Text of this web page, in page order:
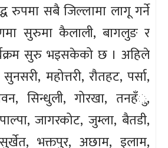
रुपमा सबै जिल्लामा लागू गर्ने
सुरुमा कैलाली, बागलुङ र
सुरु भइसकेको छ । अहिले
महोत्तरी, रौतहट, पर्सा,
सिन्धुली, गोरखा, तनहँु,
जागरकोट, जुम्ला, बैतडी,
सुर्खेत, भक्तपुर, अछाम, इलाम,